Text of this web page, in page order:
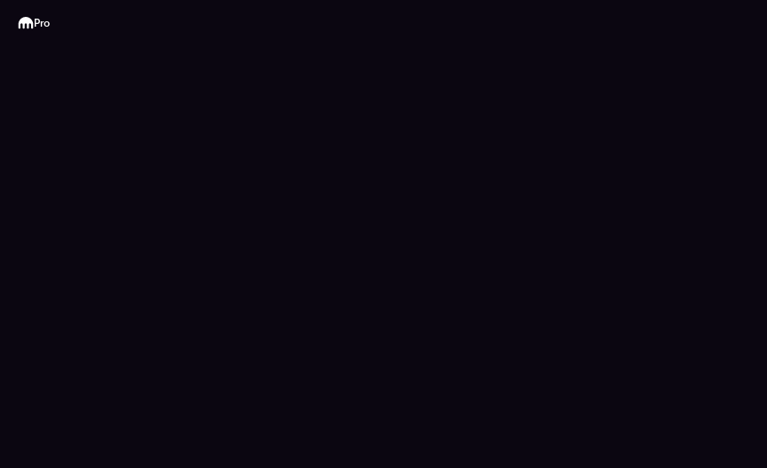
Kraken
Pro